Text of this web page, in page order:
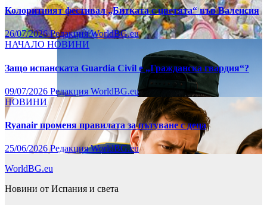
Колоритният фестивал „Битката с цветята“ във Валенсия
26/07/2026Редакция WorldBG.eu
НАЧАЛО НОВИНИ
Защо испанската Guardia Civil е „Гражданска гвардия“?
09/07/2026 Редакция WorldBG.eu
НОВИНИ
Ryanair променя правилата за пътуване с деца
25/06/2026Редакция WorldBG.eu
WorldBG.eu
Новини от Испания и света